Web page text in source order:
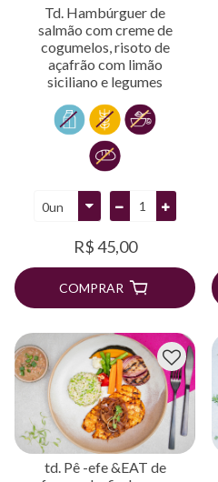
Td. Hambúrguer de
salmão com creme de
cogumelos, risoto de
açafrão com limão
siciliano e legumes
R$ 45,00
COMPRAR
td. Pê -efe &EAT de